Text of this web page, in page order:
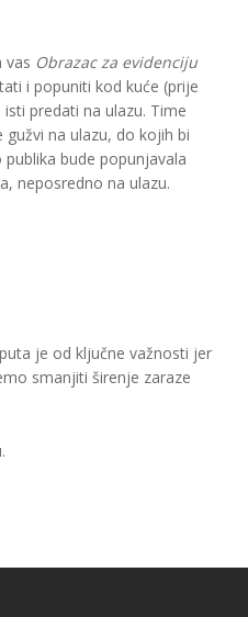
vas Obrazac za evidenciju
i popuniti kod kuće (prije
predati na ulazu. Time
na ulazu, do kojih bi
bude popunjavala
neposredno na ulazu.
je od ključne važnosti jer
smanjiti širenje zaraze